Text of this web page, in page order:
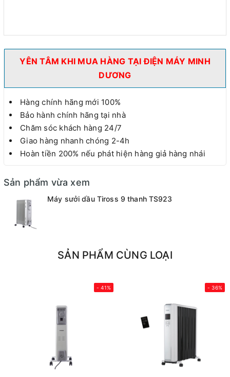
YÊN TÂM KHI MUA HÀNG TẠI ĐIỆN MÁY MINH
DƯƠNG
Hàng chính hãng mới 100%
Bảo hành chính hãng tại nhà
Chăm sóc khách hàng 24/7
Giao hàng nhanh chóng 2-4h
Hoàn tiền 200% nếu phát hiện hàng giả hàng nhái
Sản phẩm vừa xem
Máy sưởi dầu Tiross 9 thanh TS923
SẢN PHẨM CÙNG LOẠI
- 41% - 36%